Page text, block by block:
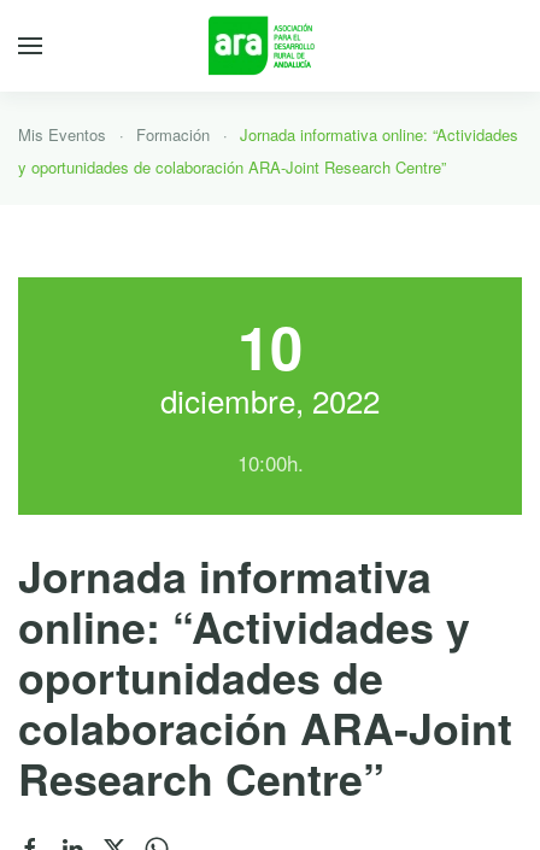
Mis Eventos Formación
Jornada informativa online: “Actividades
y oportunidades de colaboración ARA-Joint Research Centre”
10
diciembre, 2022
10:00h.
Jornada informativa
online: “Actividades y
oportunidades de
colaboración ARA-Joint
Research Centre”